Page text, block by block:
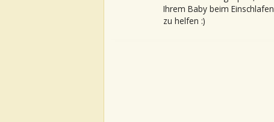
Ihrem Baby beim Einschlafen
zu helfen :)